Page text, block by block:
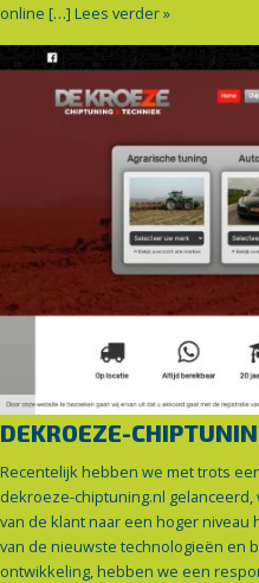
online […] Lees verder »
DEKROEZE-
Recentelijk hebben we met trots
dekroeze-chiptuning.nl
van de klant naar een hoger
van de nieuwste technologieën en
ontwikkeling, hebben we een